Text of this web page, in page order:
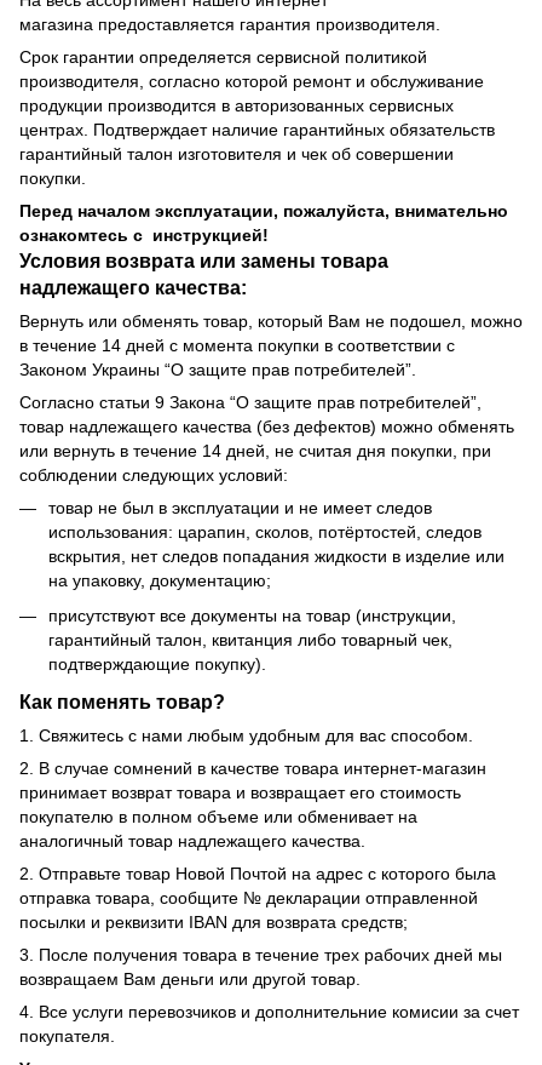
магазина предоставляется гарантия производителя.
Срок гарантии определяется сервисной политикой
производителя, согласно которой ремонт и обслуживание
продукции производится в авторизованных сервисных
центрах. Подтверждает наличие гарантийных обязательств
гарантийный талон изготовителя и чек об совершении
покупки.
Перед началом эксплуатации, пожалуйста, внимательно
ознакомтесь с инструкцией!
Условия возврата или замены товара
надлежащего качества:
Вернуть или обменять товар, который Вам не подошел, можно
в течение 14 дней с момента покупки в соответствии с
Законом Украины “О защите прав потребителей”.
Согласно статьи 9 Закона “О защите прав потребителей”,
товар надлежащего качества (без дефектов) можно обменять
или вернуть в течение 14 дней, не считая дня покупки, при
соблюдении следующих условий:
товар не был в эксплуатации и не имеет следов
использования: царапин, сколов, потёртостей, следов
вскрытия, нет следов попадания жидкости в изделие или
на упаковку, документацию;
присутствуют все документы на товар (инструкции,
гарантийный талон, квитанция либо товарный чек,
подтверждающие покупку).
Как поменять товар?
1. Свяжитесь с нами любым удобным для вас способом.
2. В случае сомнений в качестве товара интернет-магазин
принимает возврат товара и возвращает его стоимость
покупателю в полном объеме или обменивает на
аналогичный товар надлежащего качества.
2. Отправьте товар Новой Почтой на адрес с которого была
отправка товара, сообщите № декларации отправленной
посылки и реквизити IBAN для возврата средств;
3. После получения товара в течение трех рабочих дней мы
возвращаем Вам деньги или другой товар.
4. Все услуги перевозчиков и дополнительние комисии за счет
покупателя.